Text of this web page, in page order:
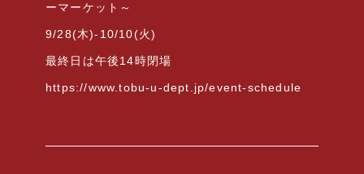
ーマーケット～
9/28(木)-10/10(火)
最終日は午後14時閉場
https://www.tobu-u-dept.jp/event-schedule